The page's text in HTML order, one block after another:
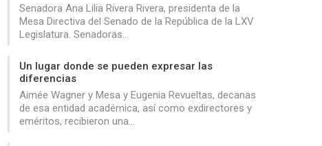
Senadora Ana Lilia Rivera Rivera, presidenta de la
Mesa Directiva del Senado de la República de la LXV
Legislatura. Senadoras…
Un lugar donde se pueden expresar las
diferencias
Aimée Wagner y Mesa y Eugenia Revueltas, decanas
de esa entidad académica, así como exdirectores y
eméritos, recibieron una…